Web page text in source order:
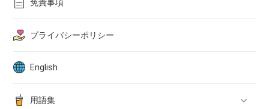
生前終活サポート
遺言サポート
相続サポート
家族信託
2026年5月ニュース
2026年4月ニュース
2026年3月ニュース
2026年2月ニュース
免責事項
プライバシーポリシー
English
用語集